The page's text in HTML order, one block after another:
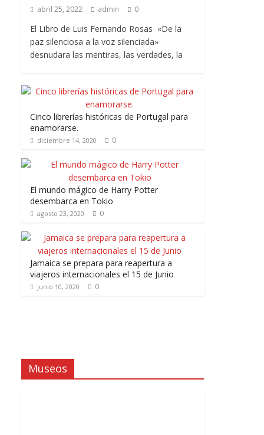
abril 25, 2022 admin 0
El Libro de Luis Fernando Rosas «De la
paz silenciosa a la voz silenciada»
desnudara las mentiras, las verdades, la
Cinco librerías históricas de Portugal para
enamorarse.
diciembre 14, 2020 0
El mundo mágico de Harry Potter
desembarca en Tokio
agosto 23, 2020 0
Jamaica se prepara para reapertura a
viajeros internacionales el 15 de Junio
junio 10, 2020 0
Museos